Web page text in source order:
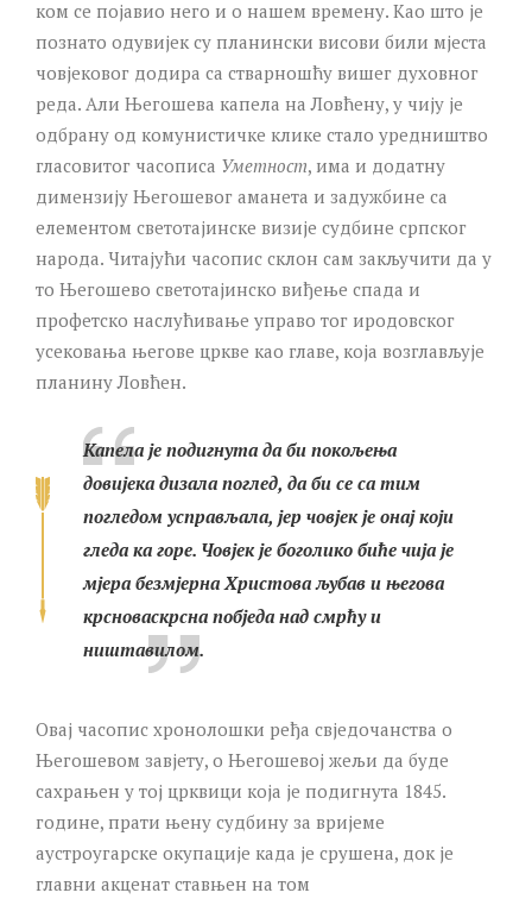
ком се појавио него и о нашем времену. Као што је
познато одувијек су планински висови били мјеста
човјековог додира са стварношћу вишег духовног
реда. Али Његошева капела на Ловћену, у чију је
одбрану од комунистичке клике стало уредништво
гласовитог часописа Уметност, има и додатну
димензију Његошевог аманета и задужбине са
елементом светотајинске визије судбине српског
народа. Читајући часопис склон сам закључити да у
то Његошево светотајинско виђење спада и
профетско наслућивање управо тог иродовског
усековања његове цркве као главе, која возглављује
планину Ловћен.
Капела је подигнута да би покољења
довијека дизала поглед, да би се са тим
погледом усправљала, јер човјек је онај који
гледа ка горе. Човјек је боголико биће чија је
мјера безмјерна Христова љубав и његова
крсноваскрсна побједа над смрћу и
ништавилом.
Овај часопис хронолошки ређа свједочанства о
Његошевом завјету, о Његошевој жељи да буде
сахрањен у тој црквици која је подигнута 1845.
године, прати њену судбину за вријеме
аустроугарске окупације када је срушена, док је
главни акценат ставњен на том